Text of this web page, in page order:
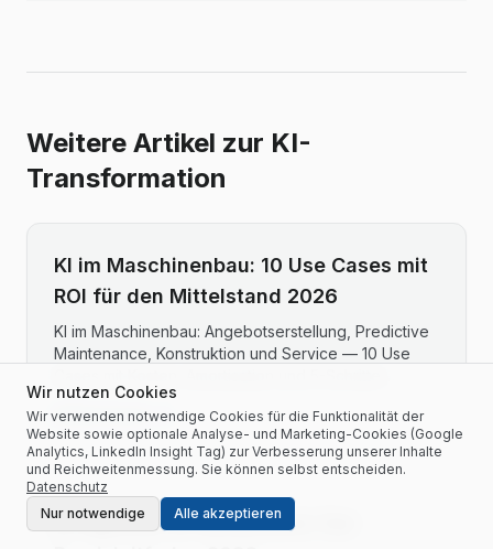
Weitere Artikel zur KI-
Transformation
KI im Maschinenbau: 10 Use Cases mit
ROI für den Mittelstand 2026
KI im Maschinenbau: Angebotserstellung, Predictive
Maintenance, Konstruktion und Service — 10 Use
Einstieg.
Artikel lesen
KI-Agenten im Mittelstand: Der
Wir nutzen Cookies
Wir verwenden notwendige Cookies für die Funktionalität der
Website sowie optionale Analyse- und Marketing-Cookies (Google
Analytics, LinkedIn Insight Tag) zur Verbesserung unserer Inhalte
und Reichweitenmessung. Sie können selbst entscheiden.
Datenschutz
Nur notwendige
Alle akzeptieren